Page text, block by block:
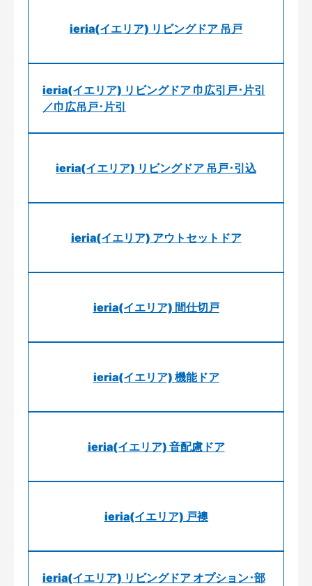
ieria(イエリア) リビングドア 吊戸
ieria(イエリア) リビングドア 巾広引戸･片引
／巾広吊戸･片引
ieria(イエリア) リビングドア 吊戸･引込
ieria(イエリア) アウトセットドア
ieria(イエリア) 間仕切戸
ieria(イエリア) 機能ドア
ieria(イエリア) 音配慮ドア
ieria(イエリア) 戸襖
ieria(イエリア) リビングドア オプション･部